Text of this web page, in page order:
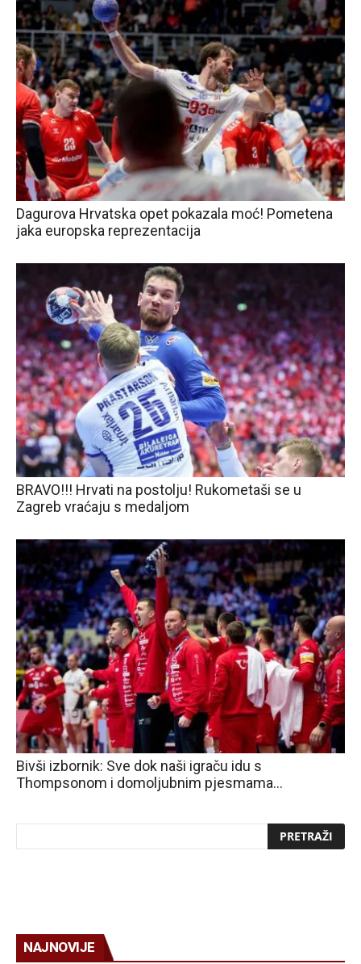
Dagurova Hrvatska opet pokazala moć! Pometena
jaka europska reprezentacija
BRAVO!!! Hrvati na postolju! Rukometaši se u
Zagreb vraćaju s medaljom
Bivši izbornik: Sve dok naši igraču idu s
Thompsonom i domoljubnim pjesmama…
NAJNOVIJE